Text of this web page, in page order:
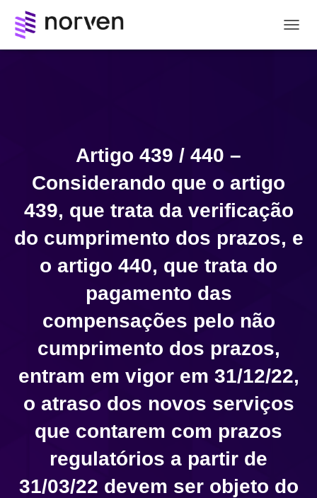
L
A
Ã
Artigo 439 / 440 –
Considerando que o artigo
439, que trata da verificação
do cumprimento dos prazos, e
o artigo 440, que trata do
pagamento das
compensações pelo não
cumprimento dos prazos,
entram em vigor em 31/12/22,
o atraso dos novos serviços
que contarem com prazos
regulatórios a partir de
31/03/22 devem ser objeto do